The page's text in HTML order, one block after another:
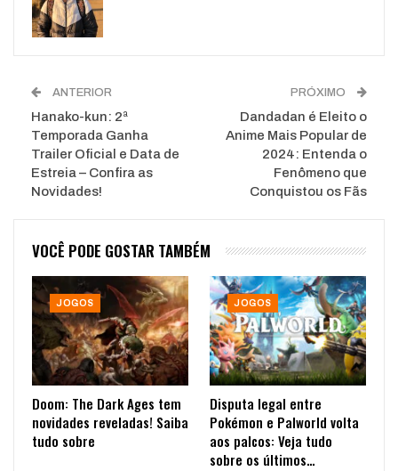
ANTERIOR
Hanako-kun: 2ª
Temporada Ganha
Trailer Oficial e Data de
Estreia – Confira as
Novidades!
PRÓXIMO
Dandadan é Eleito o
Anime Mais Popular de
2024: Entenda o
Fenômeno que
Conquistou os Fãs
VOCÊ PODE GOSTAR TAMBÉM
JOGOS
Doom: The Dark Ages tem
novidades reveladas! Saiba
tudo sobre
JOGOS
Disputa legal entre
Pokémon e Palworld volta
aos palcos: Veja tudo
sobre os últimos…